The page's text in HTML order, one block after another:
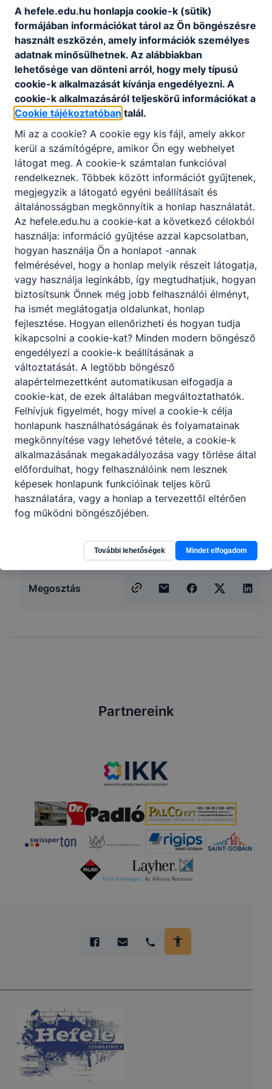
KOMPETENCIAELVÁRÁS
Ügyes mozgás, állóképesség, jó ﬁzikum, jó
szemmérték és térlátás, matematikai és
rajzkészség, kézügyesség, csapatmunka.
A SZAKKÉPZETTSÉGGEL RENDELKEZŐ
kiszámolja a tetőfedési aljzatok
anyagszükségletét, meghatározza a tető
valós felületeit, kiszámolja a tető
geometriai méreteit;
a mérőeszközöket biztossággal használja;
használja a tetőfedés kéziszerszámait és
kisgépeit;
ellenőrzi az ácsmunkát, a kapcsolódó
bádogos szerkezeteket;
megtervezi a tetőfedés munkafolyamatát;
működteti a munkavégzéshez szükséges
gépeket, berendezéseket,
mérőeszközöket.
ISKOLASPECIFIKUS INFORMÁCIÓK A KÉPZÉSHEZ
Felel az épület csapadék elleni védelméért.
Munkaterülete a magastetők. Feladatkörébe
tartoznak a kiselemes cserép- és pala fedések, a
nagytáblás homlokzatburkolat, beton, kerámia és
természetes fedések. A nagyon látványos fedésű
tetőket is tetőfedők építik. A motivált tanulók
részt vehetnek hazai és nemzetközi szakmai
versenyeken. A magyar versenyzők rendszerint a
nemzetközi élmezőnyben végeznek öregbítve a
tetőfedők jó hírnevét.
Ajánlott minden fiatal számára, akit vonz a
magasság, szereti a mozgalmasságot, szeret
Megosztás
Partnereink
A hefele.edu.hu honlapja cookie-k (sütik)
formájában információkat tárol az Ön böngészésre
használt eszközén, amely információk személyes
adatnak minősülhetnek. Az alábbiakban
lehetősége van dönteni arról, hogy mely típusú
cookie-k alkalmazását kívánja engedélyezni. A
cookie-k alkalmazásáról teljeskörű információkat a
Cookie tájékoztatóban talál.
Mi az a cookie? A cookie egy kis fájl, amely akkor
kerül a számítógépre, amikor Ön egy webhelyet
látogat meg. A cookie-k számtalan funkcióval
rendelkeznek. Többek között információt gyűjtenek,
megjegyzik a látogató egyéni beállításait és
általánosságban megkönnyítik a honlap használatát.
Az hefele.edu.hu a cookie-kat a következő célokból
használja: információ gyűjtése azzal kapcsolatban,
hogyan használja Ön a honlapot -annak
felmérésével, hogy a honlap melyik részeit látogatja,
vagy használja leginkább, így megtudhatjuk, hogyan
biztosítsunk Önnek még jobb felhasználói élményt,
ha ismét meglátogatja oldalunkat, honlap
fejlesztése. Hogyan ellenőrizheti és hogyan tudja
kikapcsolni a cookie-kat? Minden modern böngésző
engedélyezi a cookie-k beállításának a
változtatását. A legtöbb böngésző
alapértelmezettként automatikusan elfogadja a
cookie-kat, de ezek általában megváltoztathatók.
Felhívjuk figyelmét, hogy mivel a cookie-k célja
honlapunk használhatóságának és folyamatainak
megkönnyítése vagy lehetővé tétele, a cookie-k
alkalmazásának megakadályozása vagy törlése által
előfordulhat, hogy felhasználóink nem lesznek
képesek honlapunk funkcióinak teljes körű
használatára, vagy a honlap a tervezettől eltérően
fog működni böngészőjében.
További lehetőségek Mindet elfogadom